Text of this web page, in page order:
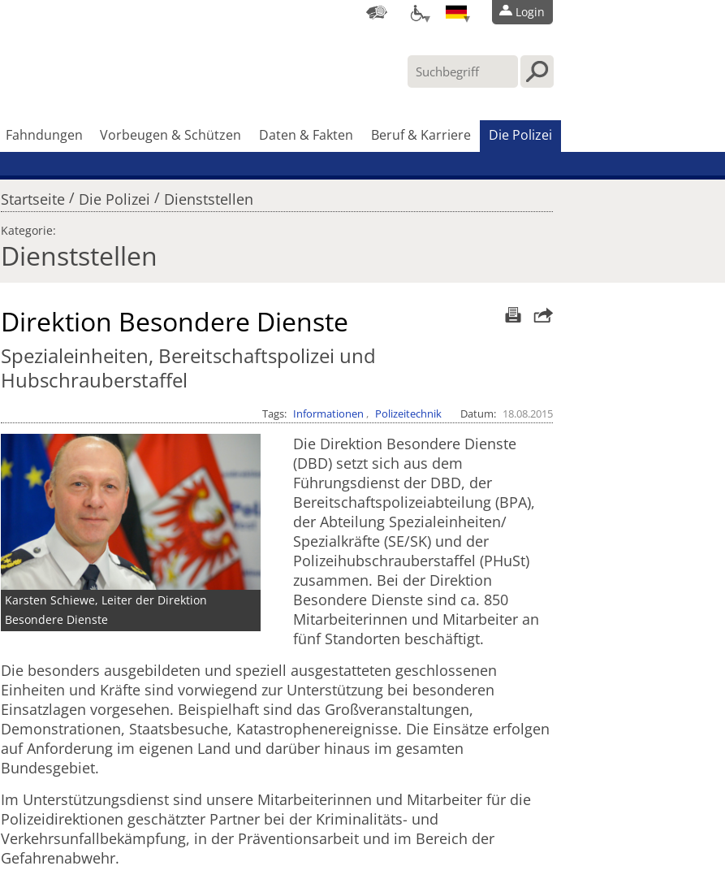
Login
Fahndungen Vorbeugen & Schützen Daten & Fakten Beruf & Karriere Die Polizei
Startseite / Die Polizei / Dienststellen
Kategorie:
Dienststellen
Direktion Besondere Dienste
Spezialeinheiten, Bereitschaftspolizei und
Hubschrauberstaffel
Tags Informationen Polizeitechnik Datum 18.08.2015
Karsten Schiewe, Leiter der Direktion
Besondere Dienste
Die Direktion Besondere Dienste
(DBD) setzt sich aus dem
Führungsdienst der DBD, der
Bereitschaftspolizeiabteilung (BPA),
der Abteilung Spezialeinheiten/
Spezialkräfte (SE/SK) und der
Polizeihubschrauberstaffel (PHuSt)
zusammen. Bei der Direktion
Besondere Dienste sind ca. 850
Mitarbeiterinnen und Mitarbeiter an
fünf Standorten beschäftigt.
Die besonders ausgebildeten und speziell ausgestatteten geschlossenen
Einheiten und Kräfte sind vorwiegend zur Unterstützung bei besonderen
Einsatzlagen vorgesehen. Beispielhaft sind das Großveranstaltungen,
Demonstrationen, Staatsbesuche, Katastrophenereignisse. Die Einsätze erfolgen
auf Anforderung im eigenen Land und darüber hinaus im gesamten
Bundesgebiet.
Im Unterstützungsdienst sind unsere Mitarbeiterinnen und Mitarbeiter für die
Polizeidirektionen geschätzter Partner bei der Kriminalitäts- und
Verkehrsunfallbekämpfung, in der Präventionsarbeit und im Bereich der
Gefahrenabwehr.